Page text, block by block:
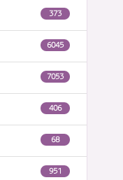
373
6045
7053
406
68
951